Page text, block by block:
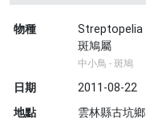
物種
Streptopelia
斑鳩屬
中小鳥 - 斑鳩
日期
2011-08-22
地點
雲林縣古坑鄉